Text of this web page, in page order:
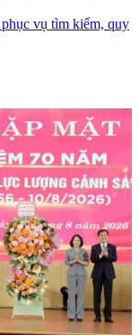
vụ tìm kiếm, quy